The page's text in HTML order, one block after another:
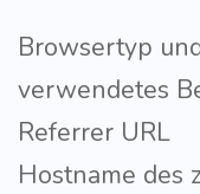
Browsertyp
verwendetes
Referrer URL
Hostname des